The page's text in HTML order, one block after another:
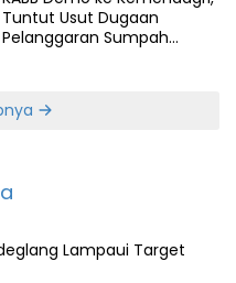
Tuntut Usut Dugaan
Pelanggaran Sumpah
Lampaui Target